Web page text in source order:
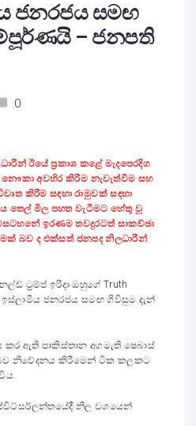
ජනරජය සමඟ
– ජනපති
0
ඊයේ ප්‍රකාශ කළේ මැදපෙරදිග
නෞකා අවහිර කිරීම නැවැත්වීම සහ
කිරීම සඳහා රාමුවක් සඳහා
තෙල් මිල පහත වැටීමට හේතු වූ
ඉරණම තවදුරටත් සාකච්ඡා
බව ද එක්සත් ජනපද නිලධාරීන්
ට්‍රම්ප් ඉරිදා ඔහුගේ Truth
ඉස්ලාමීය ජනරජය සමඟ ගිවිසුම දැන්
ඇති පාකිස්තාන අගමැති ෂෙබාස්
නිවේදනය කිරීමෙන් ටික කලකට
නිල වශයෙන්